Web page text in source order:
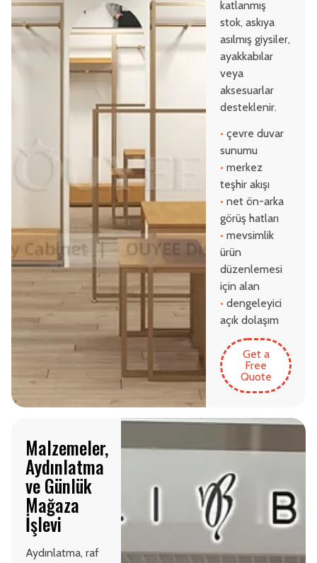
katlanmış
stok, askıya
asılmış giysiler,
ayakkabılar
veya
aksesuarlar
desteklenir.
• çevre duvar
sunumu
• merkez
teşhir akışı
• net ön-arka
görüş hatları
• mevsimlik
ürün
düzenlemesi
için alan
• dengeleyici
açık dolaşım
Get a
Free
Quote
Malzemeler,
Aydınlatma
ve Günlük
Mağaza
İşlevi
Aydınlatma, raf